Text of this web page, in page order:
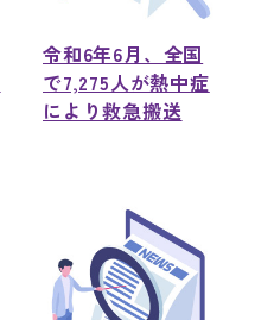
令和6年6月、全国
で7,275人が熱中症
により救急搬送